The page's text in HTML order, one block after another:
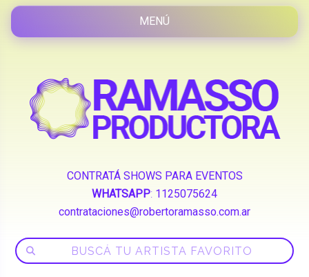
CONTRATÁ SHOWS PARA EVENTOS
WHATSAPP: 1125075624
contrataciones@robertoramasso.com.ar